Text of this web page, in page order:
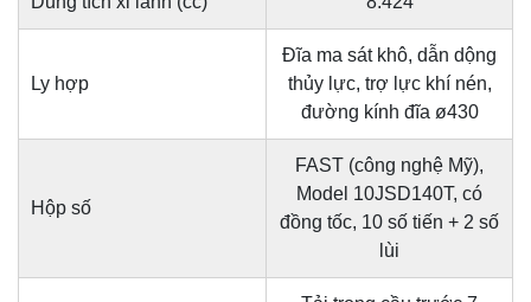
Ly hợp
Đĩa ma sát khô, dẫn dộng
thủy lực, trợ lực khí nén,
đường kính đĩa ø430
Hộp số
FAST (công nghệ Mỹ),
Model 10JSD140T, có
đồng tốc, 10 số tiến + 2 số
lùi